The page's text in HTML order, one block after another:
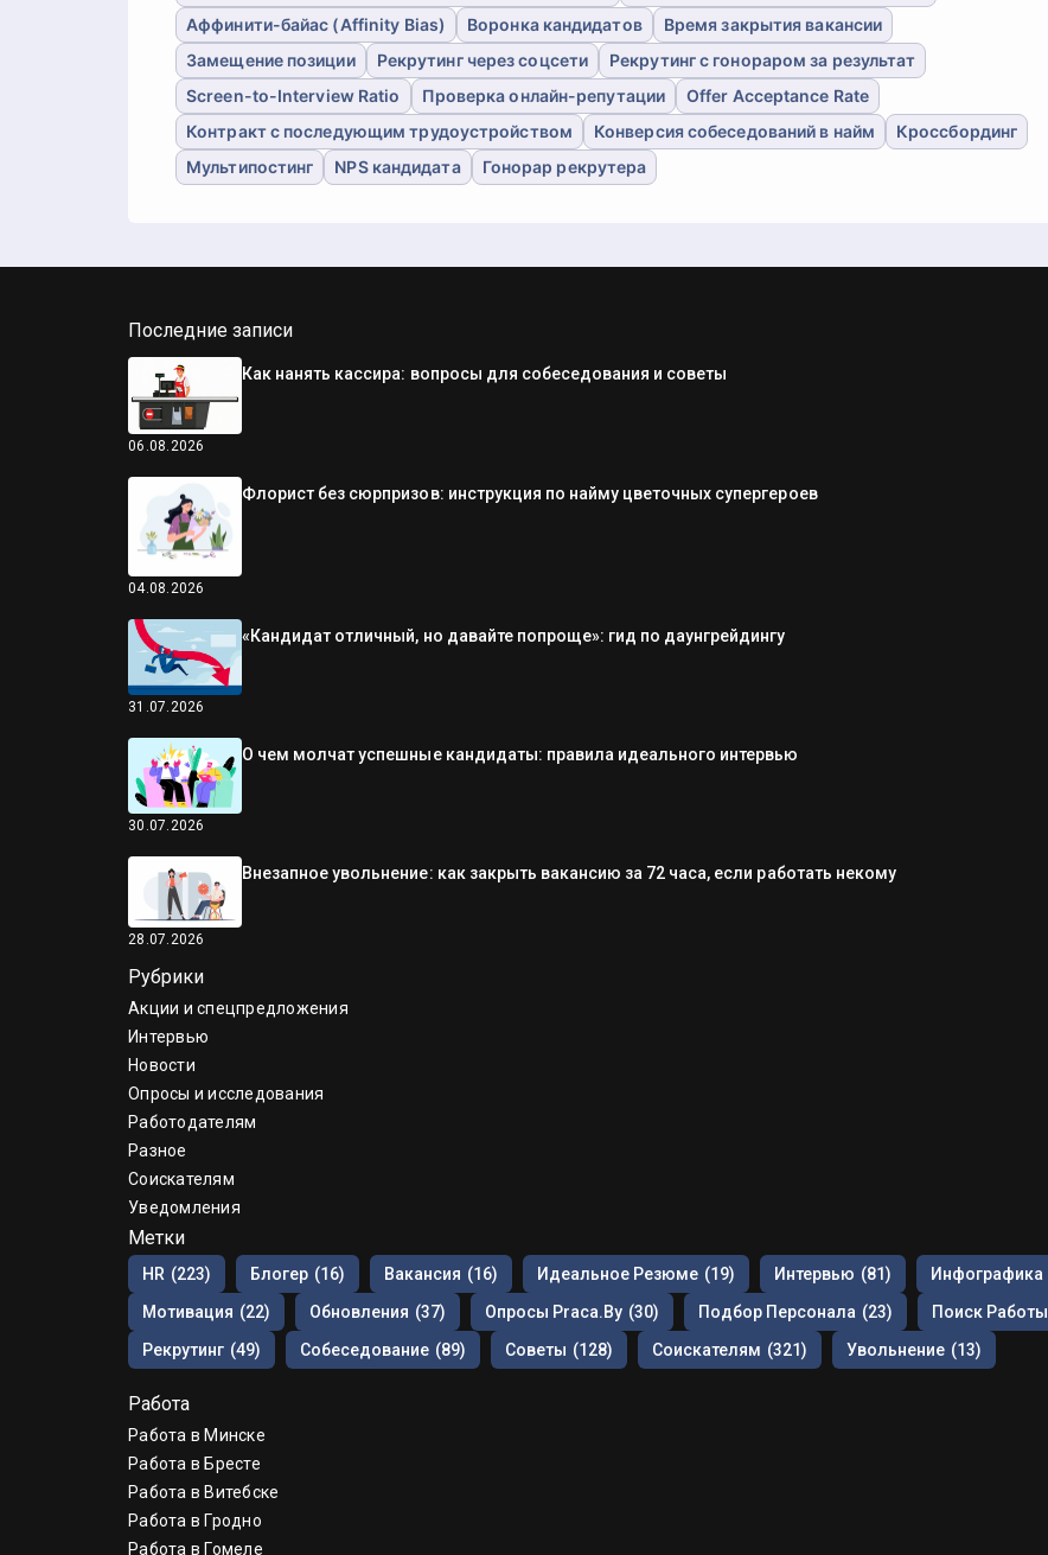
Аффинити-байас (Affinity Bias)
Воронка кандидатов
Время закрытия вакансии
Замещение позиции
Рекрутинг через соцсети
Рекрутинг с гонораром за результат
Screen-to-Interview Ratio
Проверка онлайн-репутации
Offer Acceptance Rate
Контракт с последующим трудоустройством
Конверсия собеседований в найм
Кроссбординг
Мультипостинг
NPS кандидата Гонорар рекрутера
Последние записи
06.08.2026
Как нанять кассира: вопросы для собеседования и советы
04.08.2026
Флорист без сюрпризов: инструкция по найму цветочных супергероев
31.07.2026
«Кандидат отличный, но давайте попроще»: гид по даунгрейдингу
30.07.2026
О чем молчат успешные кандидаты: правила идеального интервью
28.07.2026
Внезапное увольнение: как закрыть вакансию за 72 часа, если работать некому
Рубрики
Акции и спецпредложения
Интервью
Новости
Опросы и исследования
Работодателям
Разное
Соискателям
Уведомления
Метки
HR (223) Блогер (16) Вакансия (16) Идеальное Резюме (19) Интервью (81) Инфографика
Мотивация (22) Обновления (37) Опросы Praca.by (30) Подбор Персонала (23) Поиск Работы
Рекрутинг (49) Собеседование (89) Советы (128) Соискателям (321) Увольнение (13)
Работа
Работа в Минске
Работа в Бресте
Работа в Витебске
Работа в Гродно
Работа в Гомеле